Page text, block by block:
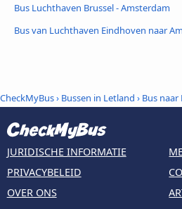
Bus Luchthaven Brussel - Amsterdam
Bus van Luchthaven Eindhoven naar
CheckMyBus› Bussen in Letland › Bus naar
JURIDISCHE INFORMATIE
PRIVACYBELEID
OVER ONS